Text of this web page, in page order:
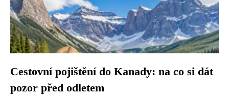
Cestovní pojištění do Kanady: na co si dát
pozor před odletem